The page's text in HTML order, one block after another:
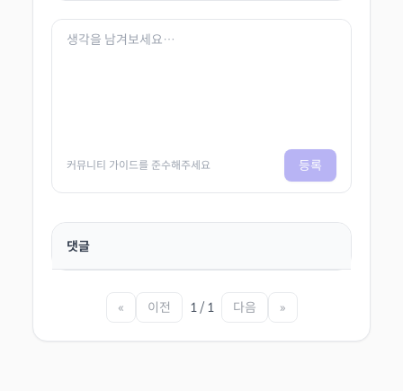
커뮤니티 가이드를 준수해주세요 등록
댓글
« 이전 1 / 1 다음 »